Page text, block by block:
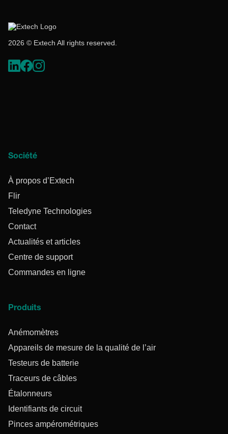
2026 © Extech All rights reserved.
Société
À propos d’Extech
Flir
Teledyne Technologies
Contact
Actualités et articles
Centre de support
Commandes en ligne
Produits
Anémomètres
Appareils de mesure de la qualité de l’air
Testeurs de batterie
Traceurs de câbles
Étalonneurs
Identifiants de circuit
Pinces ampérométriques